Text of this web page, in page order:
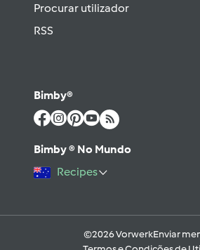
Procurar utilizador
RSS
Bimby®
Bimby ® No Mundo
Recipes
©2026 VorwerkEnviar